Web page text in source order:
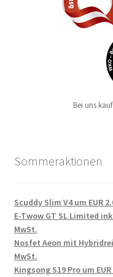
Bei uns
Sommeraktionen
Scuddy Slim V4 um EUR
E-Twow GT SL Limited
MwSt.
Nosfet Aeon mit
MwSt.
Kingsong S19 Pro um